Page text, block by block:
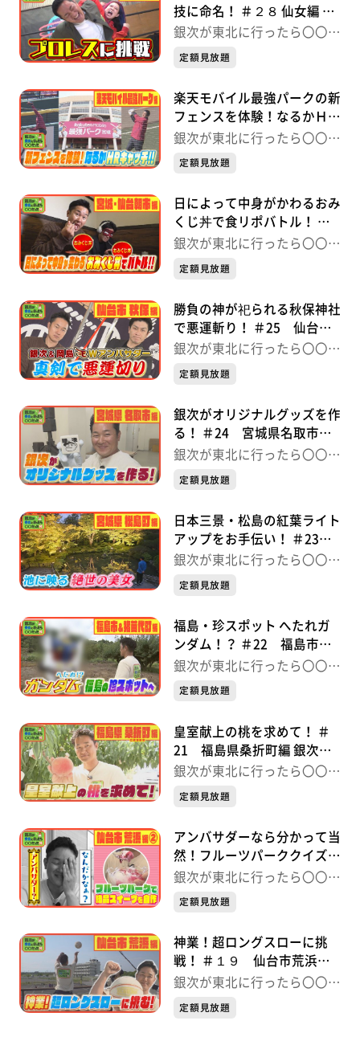
技に命名！ ＃２８ 仙女編 銀
次が東北に行ったら〇〇だっ
銀次が東北に行ったら〇〇だ
った件
定額見放題
楽天モバイル最強パークの新
フェンスを体験！なるかＨＲ
キャッチ！ ＃27 楽天モバ
銀次が東北に行ったら〇〇だ
った件
定額見放題
日によって中身がかわるおみ
くじ丼で食リポバトル！ ＃
26 宮城・仙台朝市編 銀次
件
銀次が東北に行ったら〇〇だ
った件
定額見放題
勝負の神が祀られる秋保神社
で悪運斬り！ ＃25 仙台市
秋保編 銀次が東北に行った
銀次が東北に行ったら〇〇だ
った件
定額見放題
銀次がオリジナルグッズを作
る！ ＃24 宮城県名取市編
銀次が東北に行ったら〇〇だ
銀次が東北に行ったら〇〇だ
った件
定額見放題
日本三景・松島の紅葉ライト
アップをお手伝い！ ＃23
宮城県松島町編 銀次が東北
銀次が東北に行ったら〇〇だ
った件
定額見放題
福島・珍スポット へたれガ
ンダム！？ ＃22 福島市＆
猪苗代町編 銀次が東北に行
銀次が東北に行ったら〇〇だ
った件
定額見放題
皇室献上の桃を求めて！ ＃
21 福島県桑折町編 銀次が
東北に行ったら〇〇だった件
銀次が東北に行ったら〇〇だ
った件
定額見放題
アンバサダーなら分かって当
然！フルーツパーククイズ！
＃20 仙台市荒浜編② 銀次
銀次が東北に行ったら〇〇だ
った件
定額見放題
神業！超ロングスローに挑
戦！ ＃１９ 仙台市荒浜編
銀次が東北に行ったら〇〇だ
銀次が東北に行ったら〇〇だ
った件
定額見放題